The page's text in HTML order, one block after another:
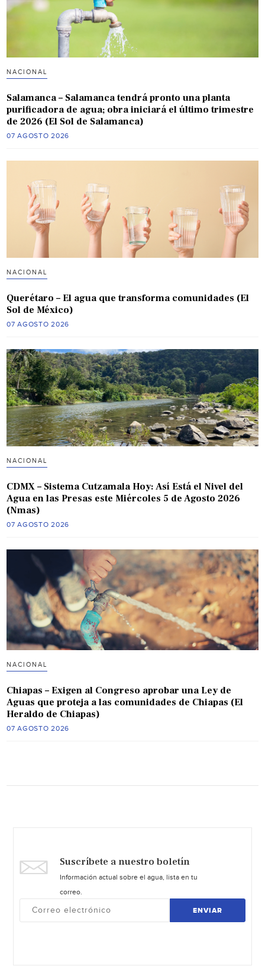
NACIONAL
Salamanca – Salamanca tendrá pronto una planta
purificadora de agua; obra iniciará el último trimestre
de 2026 (El Sol de Salamanca)
07 AGOSTO 2026
NACIONAL
Querétaro – El agua que transforma comunidades (El
Sol de México)
07 AGOSTO 2026
NACIONAL
CDMX – Sistema Cutzamala Hoy: Así Está el Nivel del
Agua en las Presas este Miércoles 5 de Agosto 2026
(Nmas)
07 AGOSTO 2026
NACIONAL
Chiapas – Exigen al Congreso aprobar una Ley de
Aguas que proteja a las comunidades de Chiapas (El
Heraldo de Chiapas)
07 AGOSTO 2026
Suscríbete a nuestro boletín
Información actual sobre el agua, lista en tu
correo.
ENVIAR